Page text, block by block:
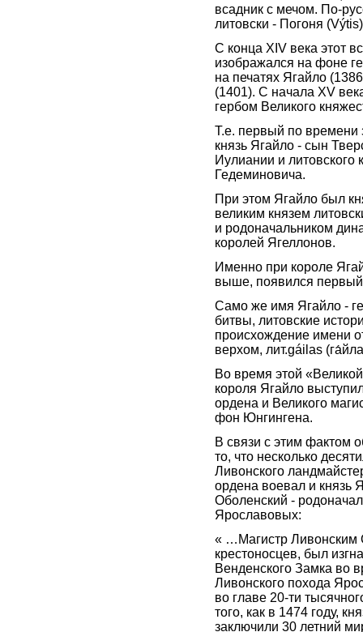
всадник с мечом. По-
литовски - Погоня
С конца XIV века этот
изображался на фоне
на печатях Ягайло
(1401). С начала XV
гербом Великого
Т.е. первый по времени
князь Ягайло - сын
Иулиании и литовского
Гедеминовича.
При этом Ягайло был
великим князем
и родоначальником
королей Ягеллонов.
Именно при короле
выше, появился первый
Само же имя Ягайло -
битвы, литовские
происхождение имени
верхом, лит.gáilas
Во время этой
короля Ягайло
ордена и Великого
фон Юнгингена.
В связи с этим фактом
то, что несколько
Ливонского
ордена воевал и князь
Оболенский -
Ярославовых:
« …Магистр Ливонским
крестоносцев, был
Венденского Замка во
Ливонского похода
во главе 20-ти
того, как в 1474 году,
заключили 30 летний